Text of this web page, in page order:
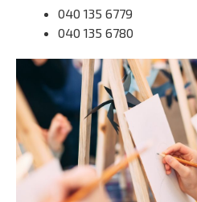
040 135 6779
040 135 6780